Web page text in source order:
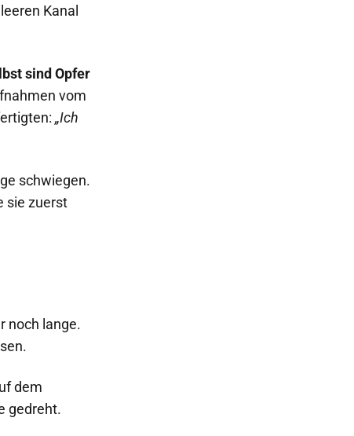
Kanal
sind Opfer
vom
„Ich
schwiegen.
sie zuerst
noch lange.
dem
gedreht.